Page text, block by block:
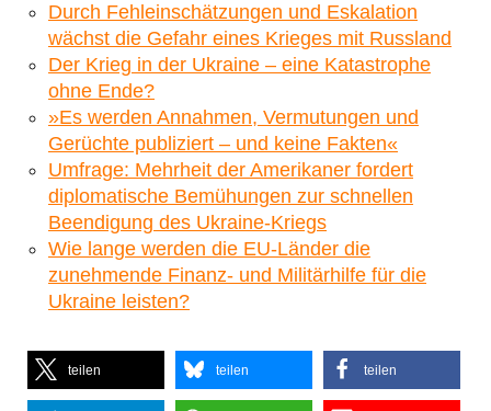
Durch Fehleinschätzungen und Eskalation
wächst die Gefahr eines Krieges mit Russland
Der Krieg in der Ukraine – eine Katastrophe
ohne Ende?
»Es werden Annahmen, Vermutungen und
Gerüchte publiziert – und keine Fakten«
Umfrage: Mehrheit der Amerikaner fordert
diplomatische Bemühungen zur schnellen
Beendigung des Ukraine-Kriegs
Wie lange werden die EU-Länder die
zunehmende Finanz- und Militärhilfe für die
Ukraine leisten?
teilen teilen teilen